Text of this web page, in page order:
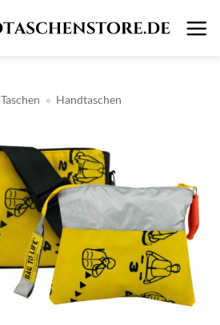
Taschen » Handtaschen